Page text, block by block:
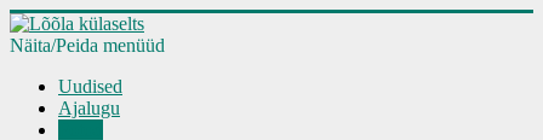
Näita/Peida menüüd
Uudised
Ajalugu